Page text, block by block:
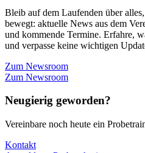
Bleib auf dem Laufenden über
bewegt: aktuelle News aus dem
und kommende Termine. Erfahre,
und verpasse keine wichtigen
Zum Newsroom
Zum Newsroom
Neugierig geworden?
Vereinbare noch heute ein
Kontakt